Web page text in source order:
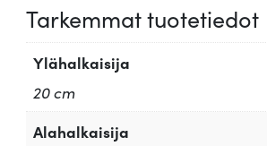
Tarkemmat tuotetiedot
Ylähalkaisija
20 cm
Alahalkaisija